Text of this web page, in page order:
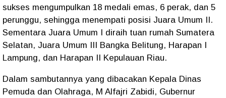
sukses mengumpulkan 18 medali emas, 6 perak, dan 5
perunggu, sehingga menempati posisi Juara Umum II.
Sementara Juara Umum I diraih tuan rumah Sumatera
Selatan, Juara Umum III Bangka Belitung, Harapan I
Lampung, dan Harapan II Kepulauan Riau.
Dalam sambutannya yang dibacakan Kepala Dinas
Pemuda dan Olahraga, M Alfajri Zabidi, Gubernur